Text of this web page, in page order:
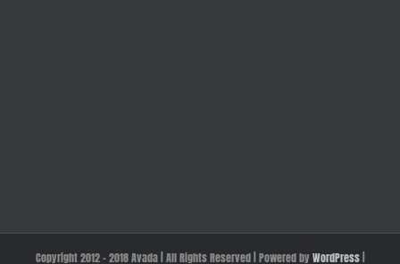
Copyright 2012 - 2018 Avada | All Rights Reserved | Powered byWordPress|